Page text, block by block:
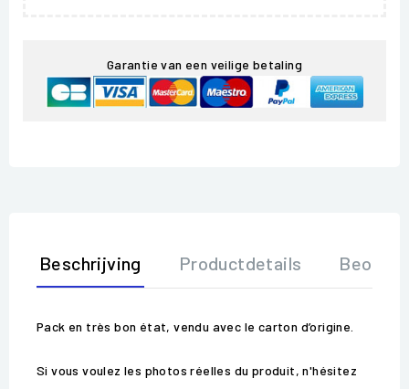
Garantie van een veilige betaling
Beschrijving Productdetails
Pack en très bon état, vendu avec le carton d’origine.
Si vous voulez les photos réelles du produit, n'hésitez